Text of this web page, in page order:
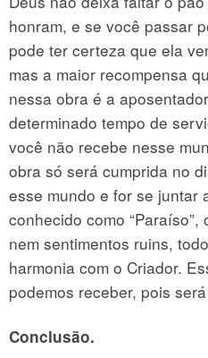
honram, e se você passar
pode ter certeza que ela
mas a maior recompensa
nessa obra é a
determinado tempo de
você não recebe nesse
obra só será cumprida no
esse mundo e for se juntar
conhecido como
nem sentimentos ruins,
harmonia com o Criador.
podemos receber, pois
Conclusão.